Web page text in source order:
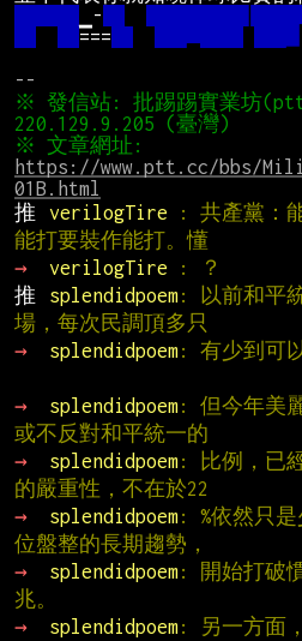
▁-
===
※ 發信站: 批踢踢實業坊
https://www.ptt.cc/bbs/
01B.html
推
verilogTire
: 共產黨：
能打要裝作能打。懂
→
verilogTire : ？
推
splendidpoem: 以前和平
場，每次民調頂多只
→
splendidpoem: 有少到可以
→
splendidpoem: 但今年美
或不反對和平統一的
→
splendidpoem: 比例，已
的嚴重性，不在於22
→
splendidpoem: %依然只
位盤整的長期趨勢，
→
splendidpoem: 開始打破
兆。
→
splendidpoem: 另一方面